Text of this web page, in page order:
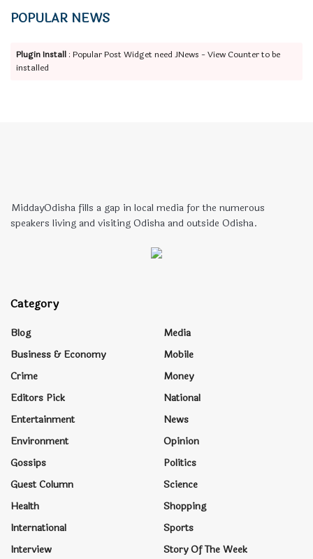
POPULAR NEWS
Plugin Install : Popular Post Widget need JNews - View Counter to be
installed
MiddayOdisha fills a gap in local media for the numerous
speakers living and visiting Odisha and outside Odisha.
Category
Blog
Business & Economy
Crime
Editors Pick
Entertainment
Environment
Gossips
Guest Column
Health
International
Interview
Media
Mobile
Money
National
News
Opinion
Politics
Science
Shopping
Sports
Story Of The Week